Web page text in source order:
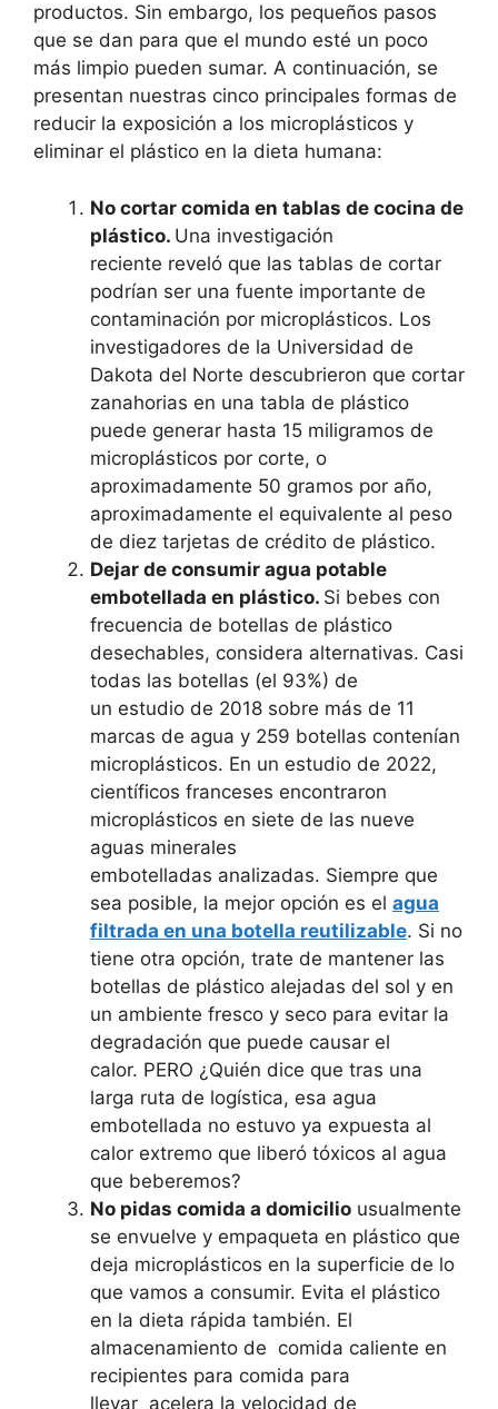
productos. Sin embargo, los pequeños pasos
que se dan para que el mundo esté un poco
más limpio pueden sumar. A continuación, se
presentan nuestras cinco principales formas de
reducir la exposición a los microplásticos y
eliminar el plástico en la dieta humana:
No cortar comida en tablas de cocina de
plástico. Una investigación
reciente reveló que las tablas de cortar
podrían ser una fuente importante de
contaminación por microplásticos. Los
investigadores de la Universidad de
Dakota del Norte descubrieron que cortar
zanahorias en una tabla de plástico
puede generar hasta 15 miligramos de
microplásticos por corte, o
aproximadamente 50 gramos por año,
aproximadamente el equivalente al peso
de diez tarjetas de crédito de plástico.
Dejar de consumir agua potable
embotellada en plástico. Si bebes con
frecuencia de botellas de plástico
desechables, considera alternativas. Casi
todas las botellas (el 93%) de
un estudio de 2018 sobre más de 11
marcas de agua y 259 botellas contenían
microplásticos. En un estudio de 2022,
científicos franceses encontraron
microplásticos en siete de las nueve
aguas minerales
embotelladas analizadas. Siempre que
sea posible, la mejor opción es el agua
filtrada en una botella reutilizable. Si no
tiene otra opción, trate de mantener las
botellas de plástico alejadas del sol y en
un ambiente fresco y seco para evitar la
degradación que puede causar el
calor. PERO ¿Quién dice que tras una
larga ruta de logística, esa agua
embotellada no estuvo ya expuesta al
calor extremo que liberó tóxicos al agua
que beberemos?
No pidas comida a domicilio usualmente
se envuelve y empaqueta en plástico que
deja microplásticos en la superficie de lo
que vamos a consumir. Evita el plástico
en la dieta rápida también. El
almacenamiento de comida caliente en
recipientes para comida para
llevar acelera la velocidad de